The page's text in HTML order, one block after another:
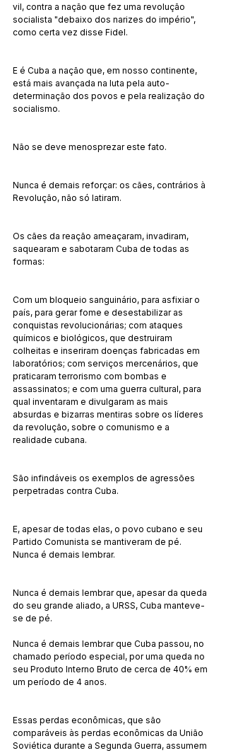
vil, contra a nação que fez uma revolução
socialista "debaixo dos narizes do império",
como certa vez disse Fidel.
E é Cuba a nação que, em nosso continente,
está mais avançada na luta pela auto-
determinação dos povos e pela realização do
socialismo.
Não se deve menosprezar este fato.
Nunca é demais reforçar: os cães, contrários à
Revolução, não só latiram.
Os cães da reação ameaçaram, invadiram,
saquearam e sabotaram Cuba de todas as
formas:
Com um bloqueio sanguinário, para asfixiar o
país, para gerar fome e desestabilizar as
conquistas revolucionárias; com ataques
químicos e biológicos, que destruiram
colheitas e inseriram doenças fabricadas em
laboratórios; com serviços mercenários, que
praticaram terrorismo com bombas e
assassinatos; e com uma guerra cultural, para
qual inventaram e divulgaram as mais
absurdas e bizarras mentiras sobre os líderes
da revolução, sobre o comunismo e a
realidade cubana.
São infindáveis os exemplos de agressões
perpetradas contra Cuba.
E, apesar de todas elas, o povo cubano e seu
Partido Comunista se mantiveram de pé.
Nunca é demais lembrar.
Nunca é demais lembrar que, apesar da queda
do seu grande aliado, a URSS, Cuba manteve-
se de pé.
Nunca é demais lembrar que Cuba passou, no
chamado período especial, por uma queda no
seu Produto Interno Bruto de cerca de 40% em
um período de 4 anos.
Essas perdas econômicas, que são
comparáveis às perdas econômicas da União
Soviética durante a Segunda Guerra, assumem